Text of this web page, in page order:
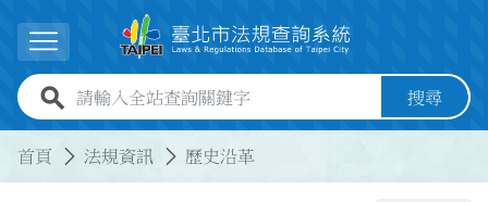
展開選單
全站查詢關鍵字欄位 搜尋
首頁 法規資訊 歷史沿革